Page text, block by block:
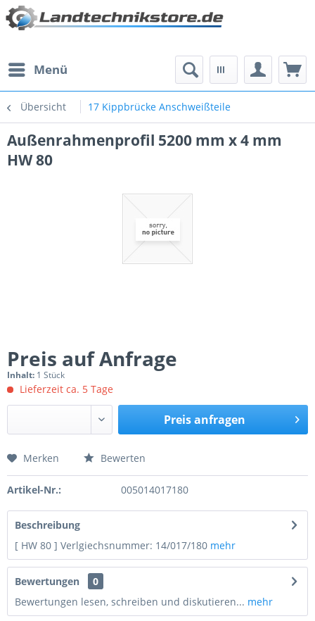
Menü
Übersicht 17 Kippbrücke Anschweißteile
Außenrahmenprofil 5200 mm x 4 mm
HW 80
Preis auf Anfrage
Inhalt: 1 Stück
Lieferzeit ca. 5 Tage
Preis anfragen
Preis anfragen
Merken Bewerten
Artikel-Nr.: 005014017180
Beschreibung
[ HW 80 ] Verlgiechsnummer: 14/017/180 mehr
Bewertungen
0
Bewertungen lesen, schreiben und diskutieren... mehr